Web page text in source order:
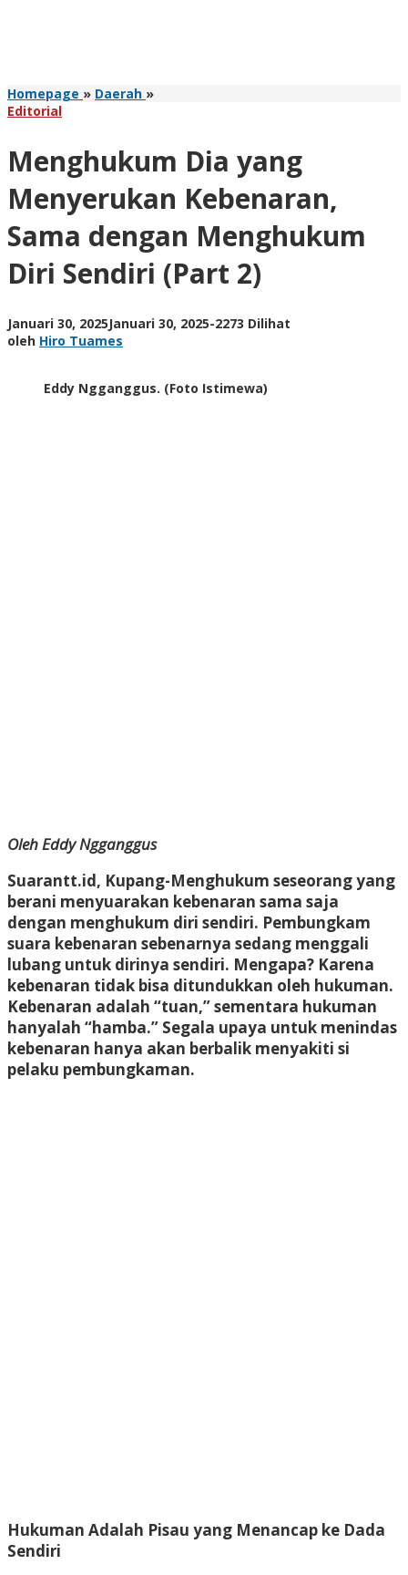
Homepage » Daerah »Menghukum
Kebenaran,
dengan
Menghukum
Diri
Sendiri
(Part
2)
Editorial
Menghukum Dia yang
Menyerukan Kebenaran,
Sama dengan Menghukum
Diri Sendiri (Part 2)
Januari 30, 2025Januari 30, 2025oleh
-2273 Dilihat
oleh Hiro Tuames
Eddy Ngganggus. (Foto Istimewa)
Oleh Eddy Ngganggus
Suarantt.id, Kupang-Menghukum seseorang yang
berani menyuarakan kebenaran sama saja
dengan menghukum diri sendiri. Pembungkam
suara kebenaran sebenarnya sedang menggali
lubang untuk dirinya sendiri. Mengapa? Karena
kebenaran tidak bisa ditundukkan oleh hukuman.
Kebenaran adalah “tuan,” sementara hukuman
hanyalah “hamba.” Segala upaya untuk menindas
kebenaran hanya akan berbalik menyakiti si
pelaku pembungkaman.
Hukuman Adalah Pisau yang Menancap ke Dada
Sendiri